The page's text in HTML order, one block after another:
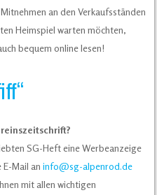
an den Verkaufsständen
Heimspiel warten möchten,
bequem online lesen!
SG-Heft eine Werbeanzeige
E-Mail aninfo@sg-alpenrod.de
mit allen wichtigen